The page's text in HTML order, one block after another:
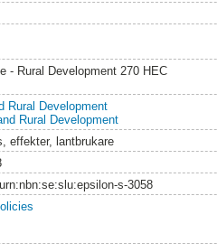
- Rural Development 270 HEC
Rural Development
Rural Development
effekter, lantbrukare
s-3058